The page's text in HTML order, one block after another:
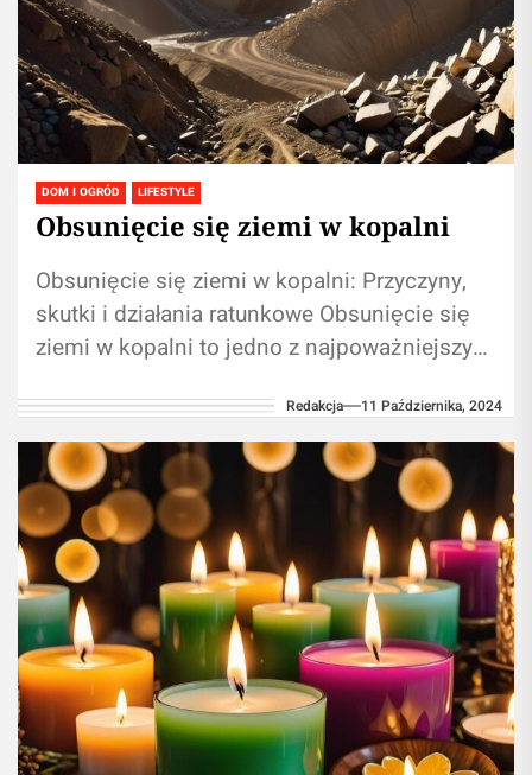
DOM I OGRÓD LIFESTYLE
Obsunięcie się ziemi w kopalni
Obsunięcie się ziemi w kopalni: Przyczyny,
skutki i działania ratunkowe Obsunięcie się
ziemi w kopalni to jedno z najpoważniejszych
Redakcja 11 Października, 2024